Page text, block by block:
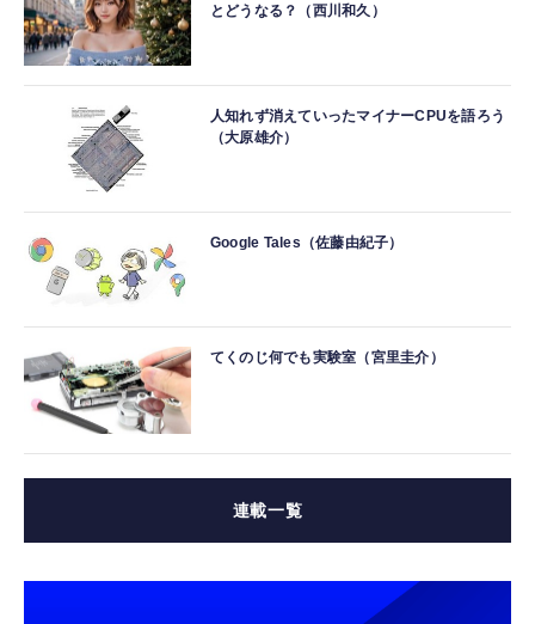
とどうなる？（西川和久）
人知れず消えていったマイナーCPUを語ろう
（大原雄介）
Google Tales（佐藤由紀子）
てくのじ何でも実験室（宮里圭介）
連載一覧